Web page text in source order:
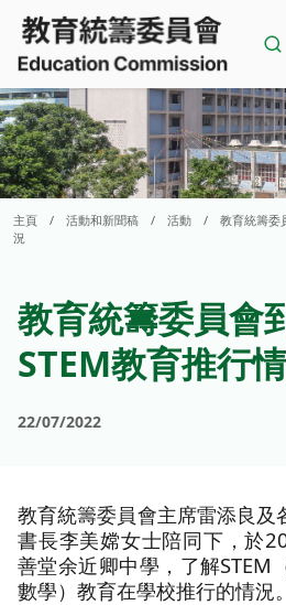
Skip
content
主頁 / 活動和新聞稿 / 活動 /
教育統籌委
況
教育統籌委員會
STEM教育推行
22/07/2022
教育統籌委員會主席雷添良及
書長李美嫦女士陪同下，於
善堂余近卿中學，了解STEM
數學）教育在學校推行的情況。